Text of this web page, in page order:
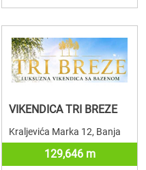
VIKENDICA TRI BREZE
Kraljevića Marka 12, Banja
129,646 m